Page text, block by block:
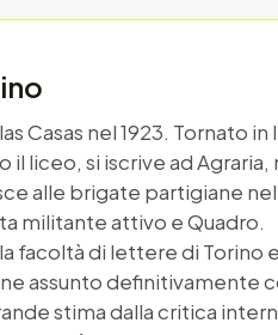
Casas nel 1923. Tornato
il liceo, si iscrive ad
alle brigate partigiane
militante attivo e Quadro.
facoltà di lettere di
assunto
stima dalla critica